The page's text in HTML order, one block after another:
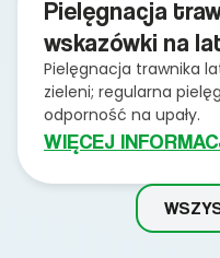
Pielęgnacja
wskazówki na
Pielęgnacja trawnika
zieleni; regularna
odporność na upały.
WIĘCEJ